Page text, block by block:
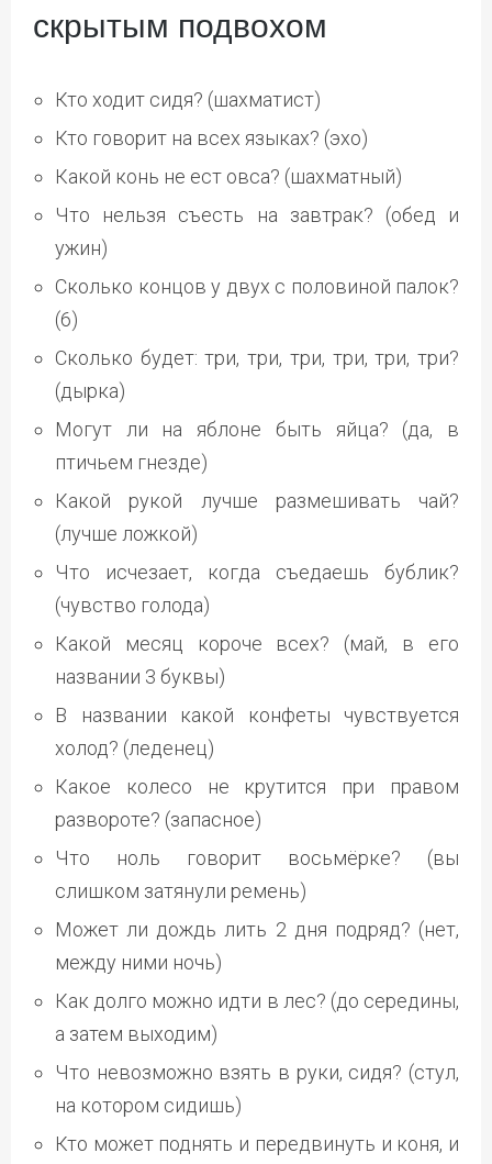
скрытым подвохом
Кто ходит сидя? (шахматист)
Кто говорит на всех языках? (эхо)
Какой конь не ест овса? (шахматный)
Что нельзя съесть на завтрак? (обед и
ужин)
Сколько концов у двух с половиной палок?
(6)
Сколько будет: три, три, три, три, три, три?
(дырка)
Могут ли на яблоне быть яйца? (да, в
птичьем гнезде)
Какой рукой лучше размешивать чай?
(лучше ложкой)
Что исчезает, когда съедаешь бублик?
(чувство голода)
Какой месяц короче всех? (май, в его
названии 3 буквы)
В названии какой конфеты чувствуется
холод? (леденец)
Какое колесо не крутится при правом
развороте? (запасное)
Что ноль говорит восьмёрке? (вы
слишком затянули ремень)
Может ли дождь лить 2 дня подряд? (нет,
между ними ночь)
Как долго можно идти в лес? (до середины,
а затем выходим)
Что невозможно взять в руки, сидя? (стул,
на котором сидишь)
Кто может поднять и передвинуть и коня, и